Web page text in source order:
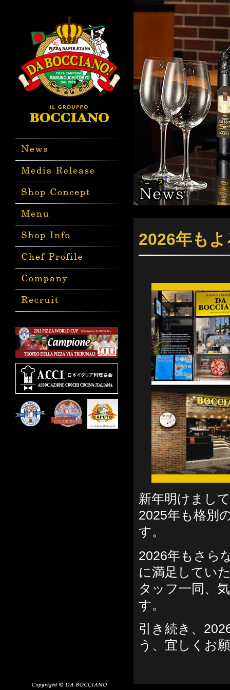
2026年も
新年明けまし
2025年も格別
す。
2026年もさら
に満足してい
タッフ一同、
す。
引き続き、
う、宜しくお